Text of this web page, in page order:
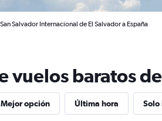
Salvador Internacional de El Salvador a España
vuelos baratos
Mejor opción Última hora Solo